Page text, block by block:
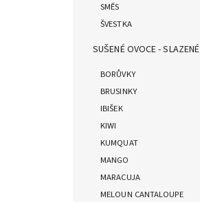
SMĚS
ŠVESTKA
SUŠENÉ OVOCE - SLAZENÉ
BORŮVKY
BRUSINKY
IBIŠEK
KIWI
KUMQUAT
MANGO
MARACUJA
MELOUN CANTALOUPE